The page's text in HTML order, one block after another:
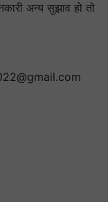
अन्य सुझाव हो तो